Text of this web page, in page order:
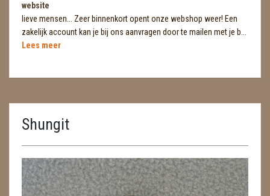
BROEKZAKSTENEN
CADEAUBONNEN
DIERTJES
DIVERSE
ENGELEN
GEODE 'S / STANDAARDS
website
lieve mensen... Zeer binnenkort opent onze webshop weer! Een
zakelijk account kan je bij ons aanvragen door te mailen met je b...
Lees meer
Shungit